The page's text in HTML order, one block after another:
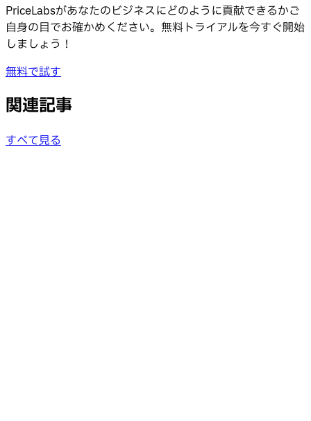
PriceLabsがあなたのビジネスにどのように貢献できるかご
自身の目でお確かめください。無料トライアルを今すぐ開始
しましょう！
無料で試す
関連記事
すべて見る